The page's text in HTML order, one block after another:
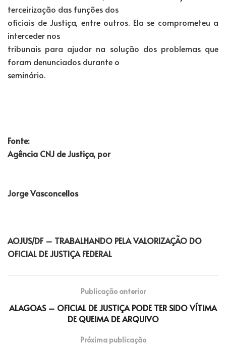
terceirização das funções dos
oficiais de Justiça, entre outros. Ela se comprometeu a
interceder nos
tribunais para ajudar na solução dos problemas que
foram denunciados durante o
seminário.
Fonte:
Agência CNJ de Justiça, por
Jorge Vasconcellos
AOJUS/DF – TRABALHANDO PELA VALORIZAÇÃO DO
OFICIAL DE JUSTIÇA FEDERAL
Publicação anterior
ALAGOAS – OFICIAL DE JUSTIÇA PODE TER SIDO VÍTIMA
DE QUEIMA DE ARQUIVO
Próxima publicação